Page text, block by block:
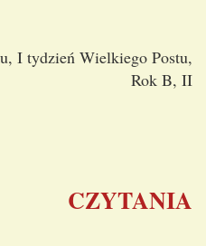
I tydzień Wielkiego Postu,
Rok B, II
CZYTANIA